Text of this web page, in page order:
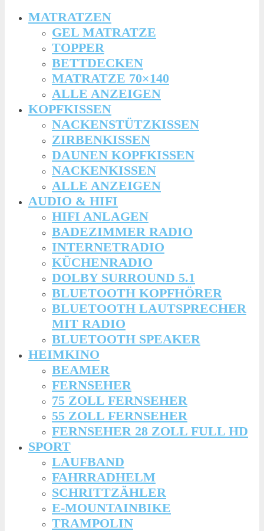
MATRATZEN
GEL MATRATZE
TOPPER
BETTDECKEN
MATRATZE 70×140
ALLE ANZEIGEN
KOPFKISSEN
NACKENSTÜTZKISSEN
ZIRBENKISSEN
DAUNEN KOPFKISSEN
NACKENKISSEN
ALLE ANZEIGEN
AUDIO & HIFI
HIFI ANLAGEN
BADEZIMMER RADIO
INTERNETRADIO
KÜCHENRADIO
DOLBY SURROUND 5.1
BLUETOOTH KOPFHÖRER
BLUETOOTH LAUTSPRECHER
MIT RADIO
BLUETOOTH SPEAKER
HEIMKINO
BEAMER
FERNSEHER
75 ZOLL FERNSEHER
55 ZOLL FERNSEHER
FERNSEHER 28 ZOLL FULL HD
SPORT
LAUFBAND
FAHRRADHELM
SCHRITTZÄHLER
E-MOUNTAINBIKE
TRAMPOLIN